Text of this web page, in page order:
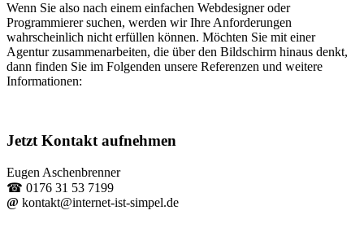
Wenn Sie also nach einem einfachen Webdesigner oder
Programmierer suchen, werden wir Ihre Anforderungen
wahrscheinlich nicht erfüllen können. Möchten Sie mit einer
Agentur zusammenarbeiten, die über den Bildschirm hinaus denkt,
dann finden Sie im Folgenden unsere Referenzen und weitere
Informationen:
Jetzt Kontakt aufnehmen
Eugen Aschenbrenner
☎ 0176 31 53 7199
@ kontakt@internet-ist-simpel.de